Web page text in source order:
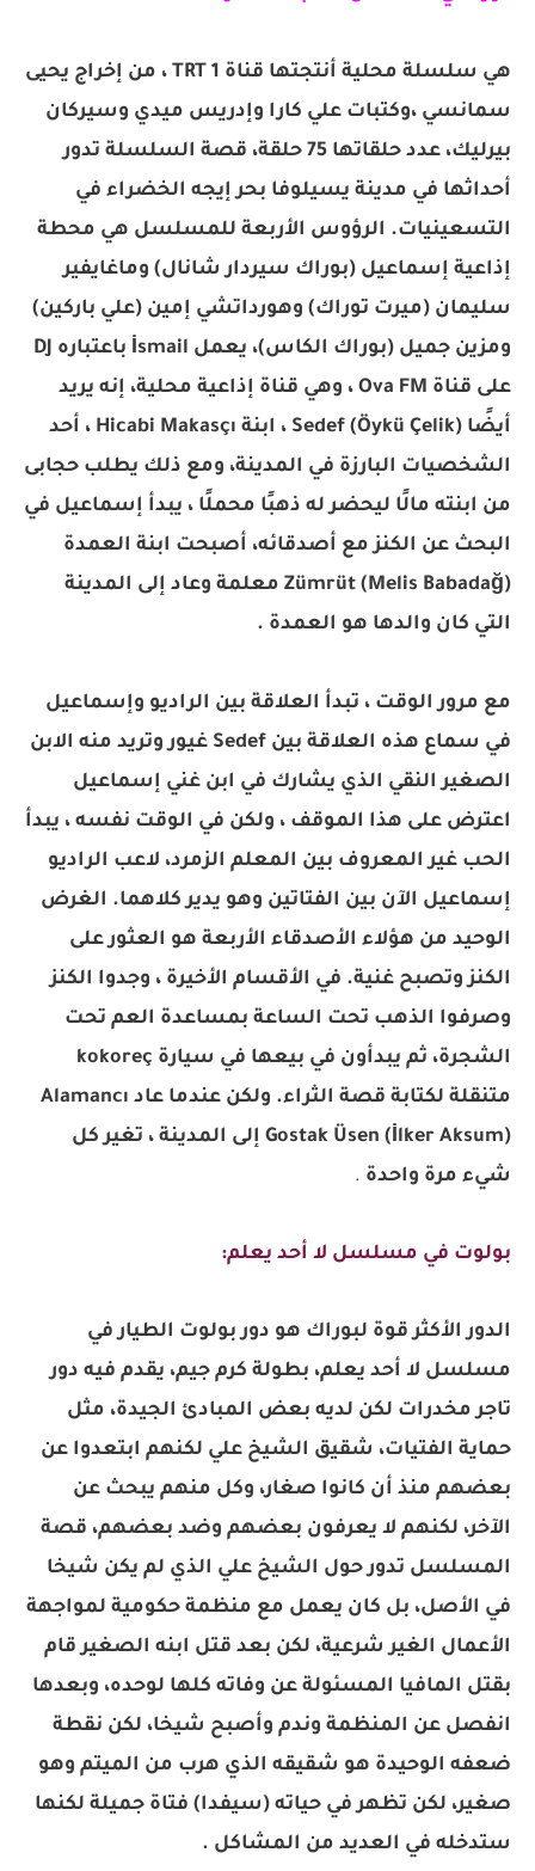
هي سلسلة محلية أنتجتها قناة TRT 1 ، من إخراج يحيى
سمانسي ،وكتبات علي كارا وإدريس ميدي وسيركان
بيرليك، عدد حلقاتها 75 حلقة، قصة السلسلة تدور
أحداثها في مدينة يسيلوفا بحر إيجه الخضراء في
التسعينيات. الرؤوس الأربعة للمسلسل هي محطة
إذاعية إسماعيل (بوراك سيردار شانال) وماغايفير
سليمان (ميرت توراك) وهورداتشي إمين (علي باركين)
ومزين جميل (بوراك الكاس)، يعمل İsmail باعتباره DJ
على قناة Ova FM ، وهي قناة إذاعية محلية، إنه يريد
أيضًا Sedef (Öykü Çelik) ، ابنة Hicabi Makasçı ، أحد
الشخصيات البارزة في المدينة، ومع ذلك يطلب حجابى
من ابنته مالًا ليحضر له ذهبًا محملًا ، يبدأ إسماعيل في
البحث عن الكنز مع أصدقائه، أصبحت ابنة العمدة
Zümrüt (Melis Babadağ) معلمة وعاد إلى المدينة
التي كان والدها هو العمدة .
مع مرور الوقت ، تبدأ العلاقة بين الراديو وإسماعيل
في سماع هذه العلاقة بين Sedef غيور وتريد منه الابن
الصغير النقي الذي يشارك في ابن غني إسماعيل
اعترض على هذا الموقف ، ولكن في الوقت نفسه ، يبدأ
الحب غير المعروف بين المعلم الزمرد، لاعب الراديو
إسماعيل الآن بين الفتاتين وهو يدير كلاهما. الغرض
الوحيد من هؤلاء الأصدقاء الأربعة هو العثور على
الكنز وتصبح غنية. في الأقسام الأخيرة ، وجدوا الكنز
وصرفوا الذهب تحت الساعة بمساعدة العم تحت
الشجرة، ثم يبدأون في بيعها في سيارة kokoreç
متنقلة لكتابة قصة الثراء. ولكن عندما عاد Alamancı
Gostak Üsen (İlker Aksum) إلى المدينة ، تغير كل
شيء مرة واحدة .
بولوت في مسلسل لا أحد يعلم:
الدور الأكثر قوة لبوراك هو دور بولوت الطيار في
مسلسل لا أحد يعلم، بطولة كرم جيم، يقدم فيه دور
تاجر مخدرات لكن لديه بعض المبادئ الجيدة، مثل
حماية الفتيات، شقيق الشيخ علي لكنهم ابتعدوا عن
بعضهم منذ أن كانوا صغار، وكل منهم يبحث عن
الآخر، لكنهم لا يعرفون بعضهم وضد بعضهم، قصة
المسلسل تدور حول الشيخ علي الذي لم يكن شيخا
في الأصل، بل كان يعمل مع منظمة حكومية لمواجهة
الأعمال الغير شرعية، لكن بعد قتل ابنه الصغير قام
بقتل المافيا المسئولة عن وفاته كلها لوحده، وبعدها
انفصل عن المنظمة وندم وأصبح شيخا، لكن نقطة
ضعفه الوحيدة هو شقيقه الذي هرب من الميتم وهو
صغير، لكن تظهر في حياته (سيفدا) فتاة جميلة لكنها
ستدخله في العديد من المشاكل .